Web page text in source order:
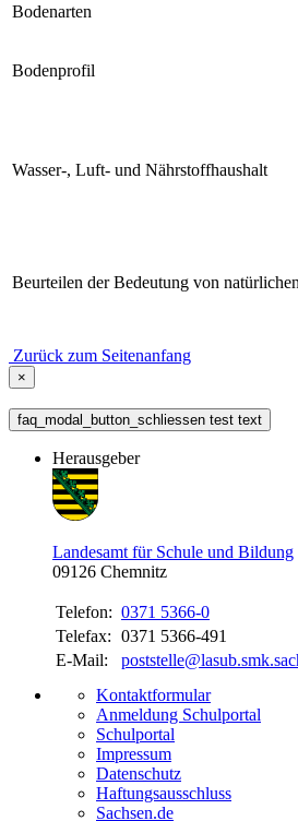
Bodenarten
Bodenprofil
Wasser-, Luft- und Nährstoffhaushalt
Beurteilen der Bedeutung von
Zurück zum Seitenanfang
×
faq_modal_button_schliessen test text
Herausgeber
Landesamt für Schule und Bildung
09126 Chemnitz
Telefon: 0371 5366-0
Telefax: 0371 5366-491
E-Mail:
Kontaktformular
Anmeldung Schulportal
Schulportal
Impressum
Datenschutz
Haftungsausschluss
Sachsen.de